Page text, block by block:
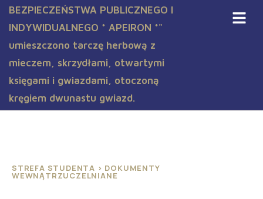
STREFA STUDENTA > DOKUMENTY
WEWNĄTRZUCZELNIANE